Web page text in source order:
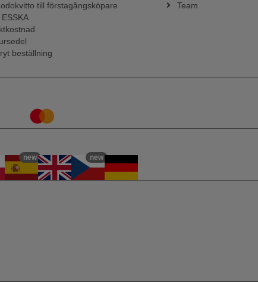
till förstagångsköpare
beställning
Team
new new